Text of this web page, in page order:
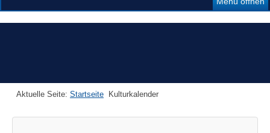
Aktuelle Seite: Startseite Kulturkalender